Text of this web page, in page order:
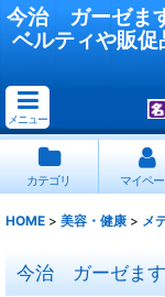
今治 ガーゼま
ベルティや販
メニュー
カテゴリ マイペ
HOME > 美容・健康 > メ
今治 ガーゼます